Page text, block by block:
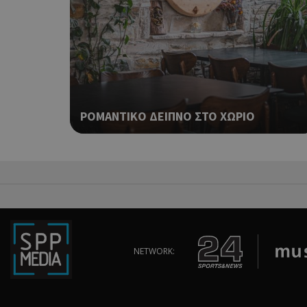
ΡΟΜΑΝΤΙΚΟ ΔΕΙΠΝΟ ΣΤΟ ΧΩΡΙΟ
NETWORK:
takeOverCookie
__cf_bm